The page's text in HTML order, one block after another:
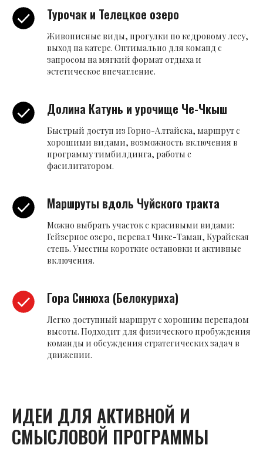
Турочак и Телецкое озеро
Живописные виды, прогулки по кедровому лесу,
выход на катере. Оптимально для команд с
запросом на мягкий формат отдыха и
эстетическое впечатление.
Долина Катунь и урочище Че-Чкыш
Быстрый доступ из Горно-Алтайска, маршрут с
хорошими видами, возможность включения в
программу тимбилдинга, работы с
фасилитатором.
Маршруты вдоль Чуйского тракта
Можно выбрать участок с красивыми видами:
Гейзерное озеро, перевал Чике-Таман, Курайская
степь. Уместны короткие остановки и активные
включения.
Гора Синюха (Белокуриха)
Легко доступный маршрут с хорошим перепадом
высоты. Подходит для физического пробуждения
команды и обсуждения стратегических задач в
движении.
ИДЕИ ДЛЯ АКТИВНОЙ И
СМЫСЛОВОЙ ПРОГРАММЫ